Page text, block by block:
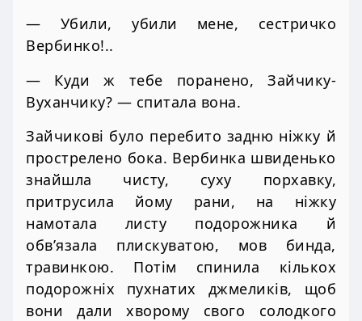
— Убили, убили мене, сестричко
Вербинко!..
— Куди ж тебе поранено, Зайчику-
Вуханчику? — спитала вона.
Зайчикові було перебито задню ніжку й
прострелено бока. Вербинка швиденько
знайшла чисту, суху порхавку,
притрусила йому рани, на ніжку
намотала листу подорожника й
обв’язала плискуватою, мов бинда,
травинкою. Потім спинила кількох
подорожніх пухнатих джмеликів, щоб
вони дали хворому свого солодкого